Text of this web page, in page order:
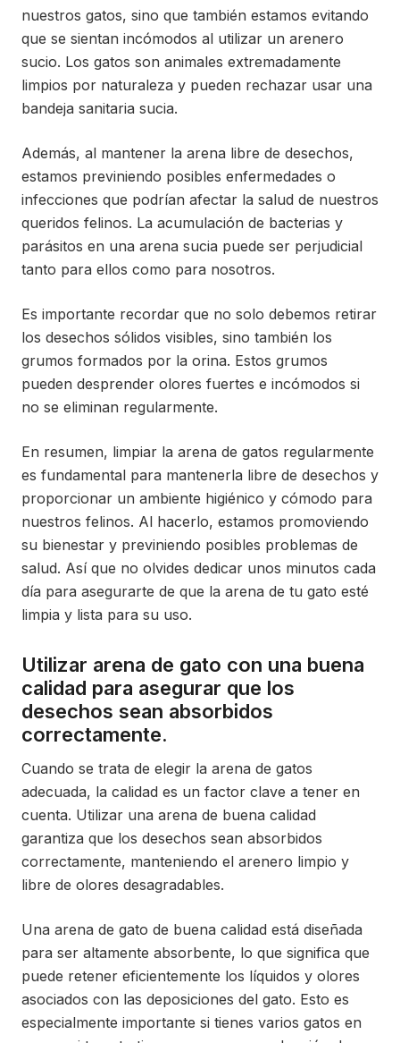
nuestros gatos, sino que también estamos evitando
que se sientan incómodos al utilizar un arenero
sucio. Los gatos son animales extremadamente
limpios por naturaleza y pueden rechazar usar una
bandeja sanitaria sucia.
Además, al mantener la arena libre de desechos,
estamos previniendo posibles enfermedades o
infecciones que podrían afectar la salud de nuestros
queridos felinos. La acumulación de bacterias y
parásitos en una arena sucia puede ser perjudicial
tanto para ellos como para nosotros.
Es importante recordar que no solo debemos retirar
los desechos sólidos visibles, sino también los
grumos formados por la orina. Estos grumos
pueden desprender olores fuertes e incómodos si
no se eliminan regularmente.
En resumen, limpiar la arena de gatos regularmente
es fundamental para mantenerla libre de desechos y
proporcionar un ambiente higiénico y cómodo para
nuestros felinos. Al hacerlo, estamos promoviendo
su bienestar y previniendo posibles problemas de
salud. Así que no olvides dedicar unos minutos cada
día para asegurarte de que la arena de tu gato esté
limpia y lista para su uso.
Utilizar arena de gato con una buena
calidad para asegurar que los
desechos sean absorbidos
correctamente.
Cuando se trata de elegir la arena de gatos
adecuada, la calidad es un factor clave a tener en
cuenta. Utilizar una arena de buena calidad
garantiza que los desechos sean absorbidos
correctamente, manteniendo el arenero limpio y
libre de olores desagradables.
Una arena de gato de buena calidad está diseñada
para ser altamente absorbente, lo que significa que
puede retener eficientemente los líquidos y olores
asociados con las deposiciones del gato. Esto es
especialmente importante si tienes varios gatos en